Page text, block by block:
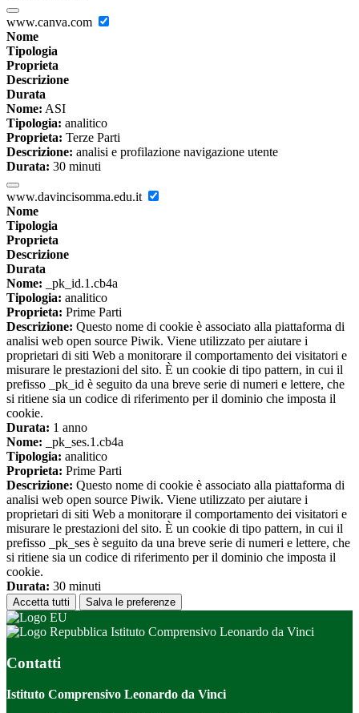
www.canva.com
Nome
Tipologia
Proprieta
Descrizione
Durata
Nome: ASI
Tipologia: analitico
Proprieta: Terze Parti
Descrizione: analisi e profilazione navigazione utente
Durata: 30 minuti
www.davincisomma.edu.it
Nome
Tipologia
Proprieta
Descrizione
Durata
Nome: _pk_id.1.cb4a
Tipologia: analitico
Proprieta: Prime Parti
Descrizione: Questo nome di cookie è associato alla piattaforma di
analisi web open source Piwik. Viene utilizzato per aiutare i
proprietari di siti Web a monitorare il comportamento dei visitatori e
misurare le prestazioni del sito. È un cookie di tipo pattern, in cui il
prefisso _pk_id è seguito da una breve serie di numeri e lettere, che
si ritiene sia un codice di riferimento per il dominio che imposta il
cookie.
Durata: 1 anno
Nome: _pk_ses.1.cb4a
Tipologia: analitico
Proprieta: Prime Parti
Descrizione: Questo nome di cookie è associato alla piattaforma di
analisi web open source Piwik. Viene utilizzato per aiutare i
proprietari di siti Web a monitorare il comportamento dei visitatori e
misurare le prestazioni del sito. È un cookie di tipo pattern, in cui il
prefisso _pk_ses è seguito da una breve serie di numeri e lettere, che
si ritiene sia un codice di riferimento per il dominio che imposta il
cookie.
Durata: 30 minuti
Accetta tutti Salva le preferenze
Istituto Comprensivo Leonardo da Vinci
Contatti
Istituto Comprensivo Leonardo da Vinci